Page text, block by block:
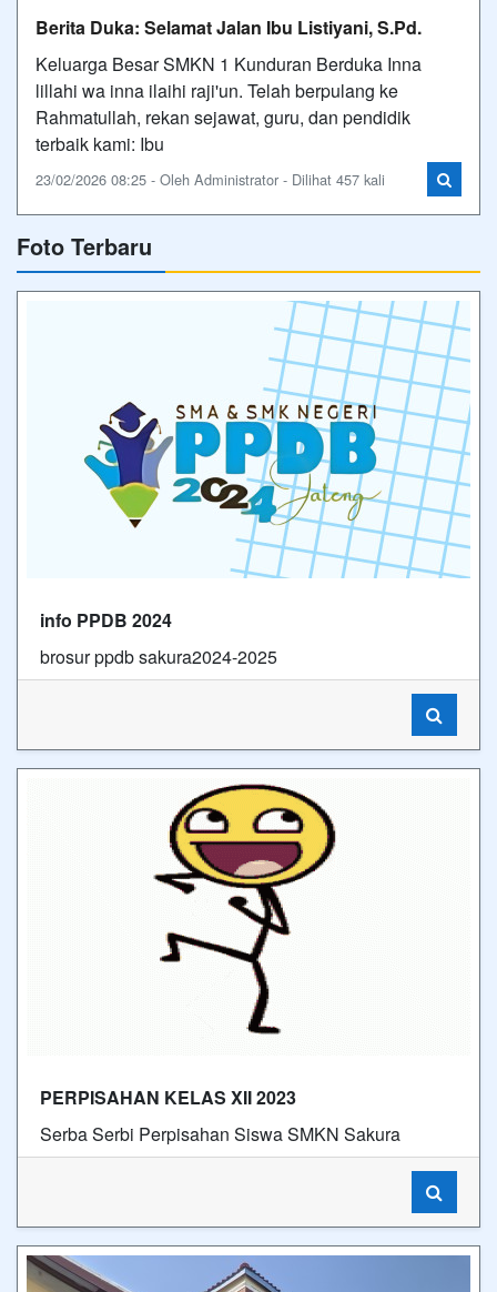
Berita Duka: Selamat Jalan Ibu Listiyani, S.Pd.
Keluarga Besar SMKN 1 Kunduran Berduka Inna
lillahi wa inna ilaihi raji'un. Telah berpulang ke
Rahmatullah, rekan sejawat, guru, dan pendidik
terbaik kami: Ibu
23/02/2026 08:25 - Oleh Administrator - Dilihat 457 kali
Foto Terbaru
info PPDB 2024
brosur ppdb sakura2024-2025
PERPISAHAN KELAS XII 2023
Serba Serbi Perpisahan Siswa SMKN Sakura